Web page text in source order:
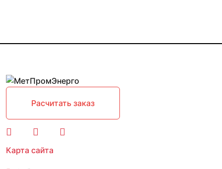
Расчитать заказ
Карта сайта